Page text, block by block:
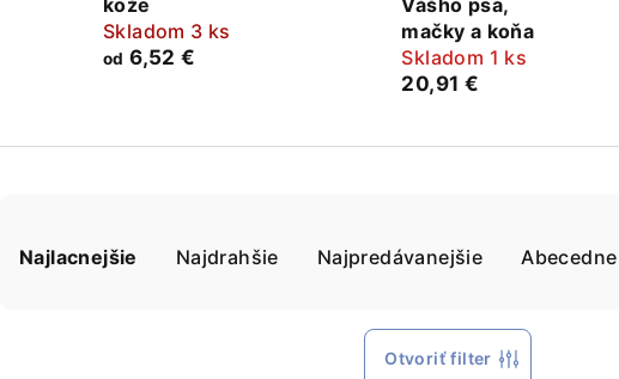
Skladom 3 ks
od 6,52 €
mačky a koňa
Skladom 1 ks
20,91 €
aNajlacnejšie Najdrahšie Najpredávanejšie Abecedne
Otvoriť filter